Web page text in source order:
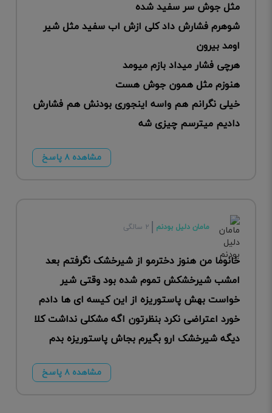
مثل جوش سر سفید شده
شوهرم فشارش داد کلی ازش اب سفید مثل شیر
اومد بیرون
هرچی فشار میداد بازم میومد
هنوزم مثل همون جوش هست
خیلی نگرانم هم واسه اینجوری بودنش هم فشارش
دادیم میترسم چیزی شه
مشاهده ۸ پاسخ
مامان دلیل بودنم ۲ سالگی
خانوما من هنوز دخترمو از شیرخشک نگرفتم بعد
امشب شیرخشکش تموم شده بود وقتی شیر
خواست بهش پاستوریزه از این کیسه ای ها دادم
خورد اعتراضی نکرد بنظرتون اگه مشکلی نداشت کلا
دیگه شیرخشک ارو بگیرم بجاش پاستوریزه بدم
مشاهده ۸ پاسخ